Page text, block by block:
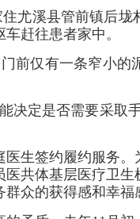
尤溪县管前镇后垅
赶往患者家中。
仅有一条窄小的
定是否需要采取手
生签约履约服务。
共体基层医疗卫
众的获得感和幸福